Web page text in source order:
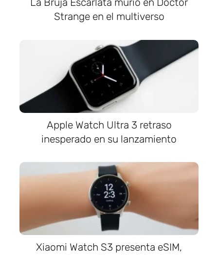
Strange en el multiverso
Apple Watch Ultra 3 retraso
inesperado en su lanzamiento
Xiaomi Watch S3 presenta eSIM,